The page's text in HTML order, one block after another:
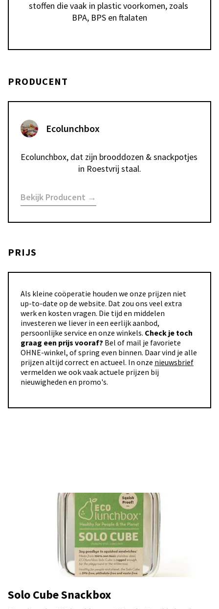
stoffen die vaak in plastic voorkomen, zoals
BPA, BPS en ftalaten
PRODUCENT
Ecolunchbox
Ecolunchbox, dat zijn brooddozen & snackpotjes
in Roestvrij staal.
Bekijk Producent →
PRIJS
Als kleine coöperatie houden we onze prijzen niet
up-to-date op de website. Dat zou ons veel extra
werk en kosten vragen. Die tijd en middelen
investeren we liever in een eerlijk aanbod,
persoonlijke service en onze winkels. Check je toch
graag een prijs vooraf? Bel of mail je favoriete
OHNE-winkel, of spring even binnen. Daar vind je alle
prijzen altijd correct en actueel. In onze nieuwsbrief
vermelden we ook vaak actuele prijzen bij
nieuwigheden en promo's.
Solo Cube Snackbox